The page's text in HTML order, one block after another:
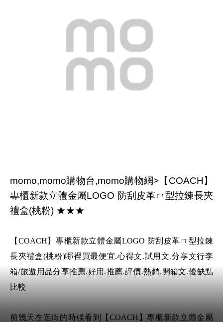
momo,momo購物台,momo購物網>【COACH】
專櫃新款立體金屬LOGO 防刮皮革ㄇ型拉鍊長夾
禮盒(桃粉) ★★★
【COACH】專櫃新款立體金屬LOGO 防刮皮革ㄇ型拉鍊
長夾禮盒(桃粉)哪裡買最便宜.心得文.試用文.分享文行李
箱/旅遊用品分享推薦.好用.推薦.評價.熱銷.開箱文.優缺點
比較
前幾天在逛街的時候看到【COACH】專櫃新款立體金屬